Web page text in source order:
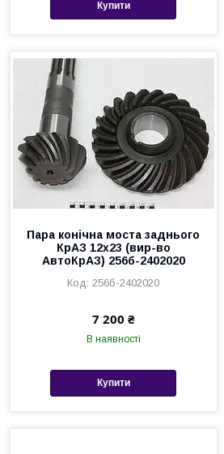
Купити
Пара конічна моста заднього
КрАЗ 12х23 (вир-во
АвтоКрАЗ) 256б-2402020
256б-2402020
7 200 ₴
В наявності
Купити